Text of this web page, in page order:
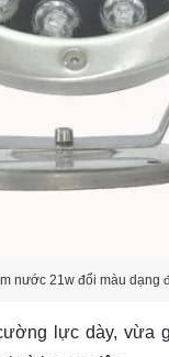
nước 21w đổi màu dạng
lực dày, vừa